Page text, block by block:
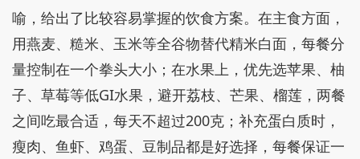
喻，给出了比较容易掌握的饮食方案。在主食方面，
用燕麦、糙米、玉米等全谷物替代精米白面，每餐分
量控制在一个拳头大小；在水果上，优先选苹果、柚
子、草莓等低GI水果，避开荔枝、芒果、榴莲，两餐
之间吃最合适，每天不超过200克；补充蛋白质时，
瘦肉、鱼虾、鸡蛋、豆制品都是好选择，每餐保证一